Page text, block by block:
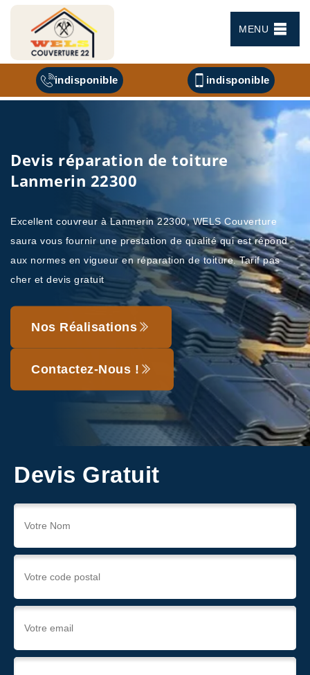
MENU
indisponible indisponible
Devis réparation de toiture
Lanmerin 22300
Excellent couvreur à Lanmerin 22300, WELS Couverture
saura vous fournir une prestation de qualité qui est répond
aux normes en vigueur en réparation de toiture. Tarif pas
cher et devis gratuit
Nos Réalisations
Contactez-Nous !
Devis Gratuit